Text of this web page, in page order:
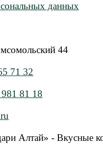
данных
44
71 32
81 18
Алтай» - Вкусные